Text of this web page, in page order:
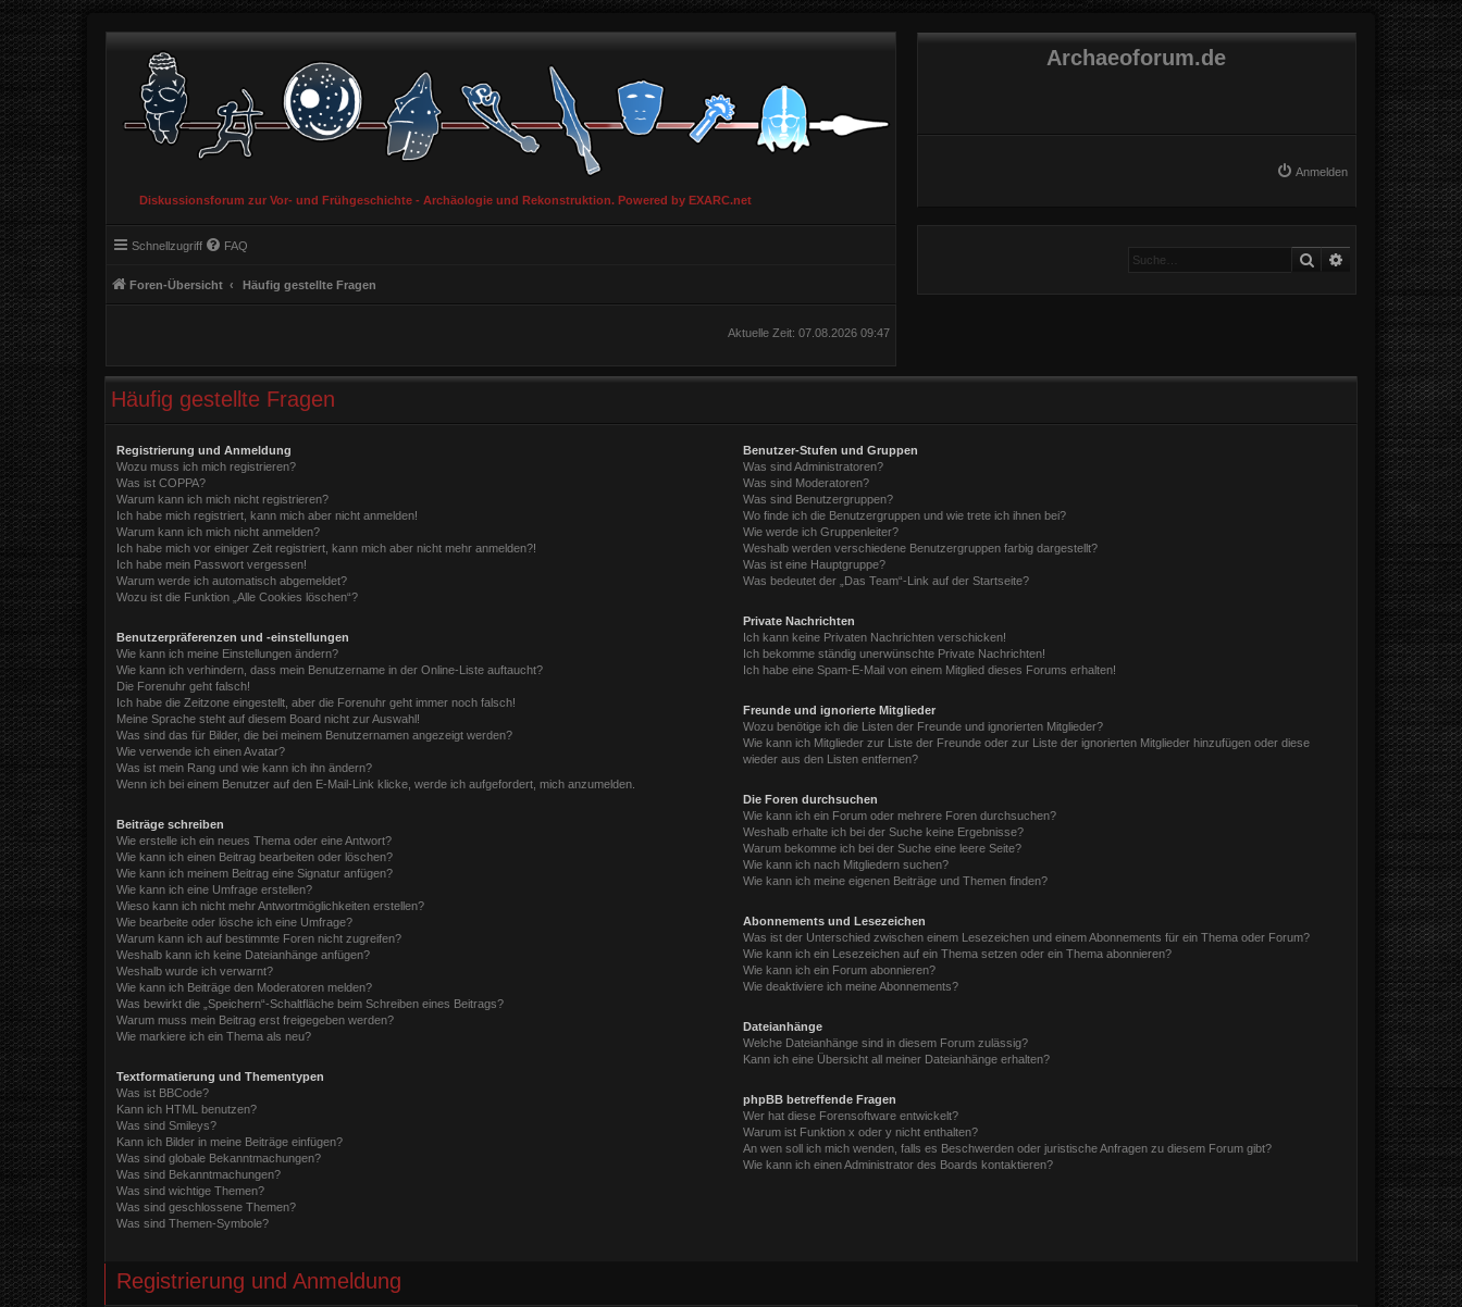
Diskussionsforum zur Vor- und Frühgeschichte - Archäologie und Rekonstruktion. Powered by EXARC.net
Archaeoforum.de
Anmelden
Schnellzugriff FAQ
Foren-Übersicht Häufig gestellte Fragen
Suche Erweiterte Suche
Aktuelle Zeit: 07.08.2026 09:47
Häufig gestellte Fragen
Registrierung und Anmeldung
Wozu muss ich mich registrieren?
Was ist COPPA?
Warum kann ich mich nicht registrieren?
Ich habe mich registriert, kann mich aber nicht anmelden!
Warum kann ich mich nicht anmelden?
Ich habe mich vor einiger Zeit registriert, kann mich aber nicht mehr anmelden?!
Ich habe mein Passwort vergessen!
Warum werde ich automatisch abgemeldet?
Wozu ist die Funktion „Alle Cookies löschen“?
Benutzerpräferenzen und -einstellungen
Wie kann ich meine Einstellungen ändern?
Wie kann ich verhindern, dass mein Benutzername in der Online-Liste auftaucht?
Die Forenuhr geht falsch!
Ich habe die Zeitzone eingestellt, aber die Forenuhr geht immer noch falsch!
Meine Sprache steht auf diesem Board nicht zur Auswahl!
Was sind das für Bilder, die bei meinem Benutzernamen angezeigt werden?
Wie verwende ich einen Avatar?
Was ist mein Rang und wie kann ich ihn ändern?
Wenn ich bei einem Benutzer auf den E-Mail-Link klicke, werde ich aufgefordert, mich anzumelden.
Beiträge schreiben
Wie erstelle ich ein neues Thema oder eine Antwort?
Wie kann ich einen Beitrag bearbeiten oder löschen?
Wie kann ich meinem Beitrag eine Signatur anfügen?
Wie kann ich eine Umfrage erstellen?
Wieso kann ich nicht mehr Antwortmöglichkeiten erstellen?
Wie bearbeite oder lösche ich eine Umfrage?
Warum kann ich auf bestimmte Foren nicht zugreifen?
Weshalb kann ich keine Dateianhänge anfügen?
Weshalb wurde ich verwarnt?
Wie kann ich Beiträge den Moderatoren melden?
Was bewirkt die „Speichern“-Schaltfläche beim Schreiben eines Beitrags?
Warum muss mein Beitrag erst freigegeben werden?
Wie markiere ich ein Thema als neu?
Textformatierung und Thementypen
Was ist BBCode?
Kann ich HTML benutzen?
Was sind Smileys?
Kann ich Bilder in meine Beiträge einfügen?
Was sind globale Bekanntmachungen?
Was sind Bekanntmachungen?
Was sind wichtige Themen?
Was sind geschlossene Themen?
Was sind Themen-Symbole?
Benutzer-Stufen und Gruppen
Was sind Administratoren?
Was sind Moderatoren?
Was sind Benutzergruppen?
Wo finde ich die Benutzergruppen und wie trete ich ihnen bei?
Wie werde ich Gruppenleiter?
Weshalb werden verschiedene Benutzergruppen farbig dargestellt?
Was ist eine Hauptgruppe?
Was bedeutet der „Das Team“-Link auf der Startseite?
Private Nachrichten
Ich kann keine Privaten Nachrichten verschicken!
Ich bekomme ständig unerwünschte Private Nachrichten!
Ich habe eine Spam-E-Mail von einem Mitglied dieses Forums erhalten!
Freunde und ignorierte Mitglieder
Wozu benötige ich die Listen der Freunde und ignorierten Mitglieder?
Wie kann ich Mitglieder zur Liste der Freunde oder zur Liste der ignorierten Mitglieder hinzufügen oder diese
wieder aus den Listen entfernen?
Die Foren durchsuchen
Wie kann ich ein Forum oder mehrere Foren durchsuchen?
Weshalb erhalte ich bei der Suche keine Ergebnisse?
Warum bekomme ich bei der Suche eine leere Seite?
Wie kann ich nach Mitgliedern suchen?
Wie kann ich meine eigenen Beiträge und Themen finden?
Abonnements und Lesezeichen
Was ist der Unterschied zwischen einem Lesezeichen und einem Abonnements für ein Thema oder Forum?
Wie kann ich ein Lesezeichen auf ein Thema setzen oder ein Thema abonnieren?
Wie kann ich ein Forum abonnieren?
Wie deaktiviere ich meine Abonnements?
Dateianhänge
Welche Dateianhänge sind in diesem Forum zulässig?
Kann ich eine Übersicht all meiner Dateianhänge erhalten?
phpBB betreffende Fragen
Wer hat diese Forensoftware entwickelt?
Warum ist Funktion x oder y nicht enthalten?
An wen soll ich mich wenden, falls es Beschwerden oder juristische Anfragen zu diesem Forum gibt?
Wie kann ich einen Administrator des Boards kontaktieren?
Registrierung und Anmeldung